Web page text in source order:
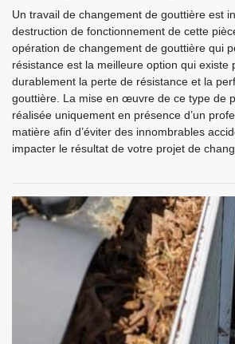
Un travail de changement de gouttière est
destruction de fonctionnement de cette
opération de changement de gouttière qui
résistance est la meilleure option qui existe
durablement la perte de résistance et la
gouttière. La mise en œuvre de ce type de
réalisée uniquement en présence d’un
matière afin d’éviter des innombrables
impacter le résultat de votre projet de